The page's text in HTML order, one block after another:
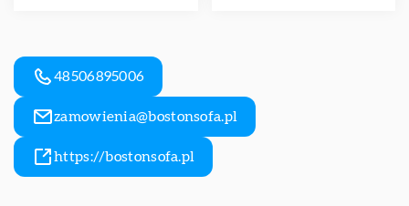
48506895006
zamowienia@bostonsofa.pl
https://bostonsofa.pl